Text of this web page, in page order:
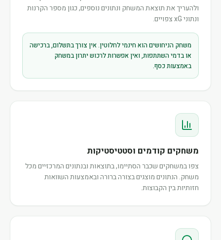
ולהעריך את תוצאת המשחק ונתונים נוספים, כגון מספר הקרנות
ונתוני xG צפויים.
משחק הניחושים הוא חינמי לחלוטין. אין צורך בתשלום, ברכישה
או בדמי השתתפות, ואין אפשרות לרכוש יתרון במשחק
באמצעות כסף.
משחקים קודמים וסטטיסטיקות
צפו במשחקים שכבר הסתיימו, בתוצאות ובנתונים המרכזיים מכל
משחק. הנתונים מוצגים בצורה ברורה ובאמצעות השוואות
חזותיות בין הקבוצות.